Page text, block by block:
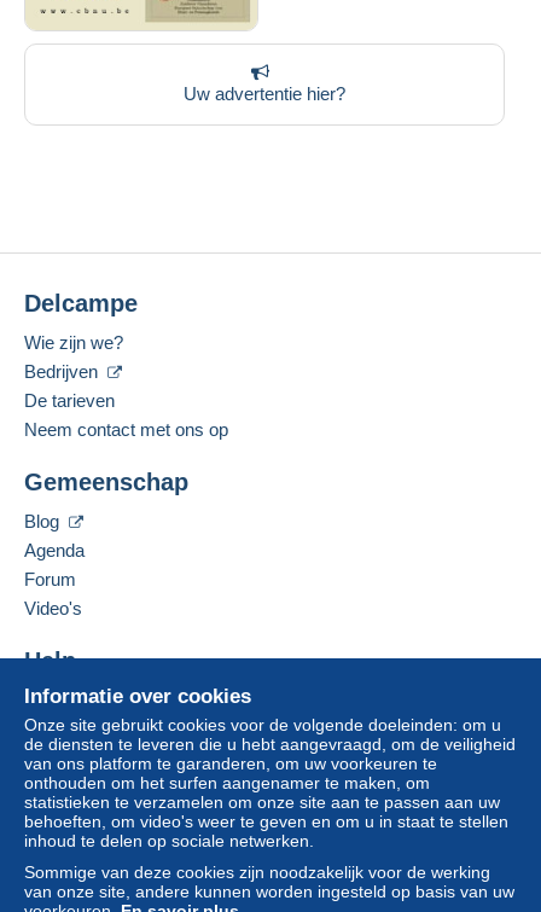
Uw advertentie hier?
Informatie over cookies
Onze site gebruikt cookies voor de volgende doeleinden: om u
de diensten te leveren die u hebt aangevraagd, om de veiligheid
van ons platform te garanderen, om uw voorkeuren te
onthouden om het surfen aangenamer te maken, om
statistieken te verzamelen om onze site aan te passen aan uw
behoeften, om video's weer te geven en om u in staat te stellen
inhoud te delen op sociale netwerken.
Sommige van deze cookies zijn noodzakelijk voor de werking
van onze site, andere kunnen worden ingesteld op basis van uw
Delcampe
Wie zijn we?
Bedrijven
De tarieven
Neem contact met ons op
Gemeenschap
Blog
Agenda
Forum
Video's
Help
Hulpcentrum
Kopen op Delcampe
Verkopen op Delcampe
Een beveiligde website